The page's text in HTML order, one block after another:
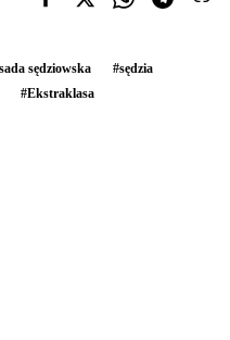
sędziowska #sędzia
#Ekstraklasa